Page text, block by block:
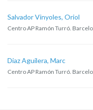
Salvador Vinyoles, Oriol
Centro AP Ramón Turró.
Diaz Aguilera, Marc
Centro AP Ramón Turró.